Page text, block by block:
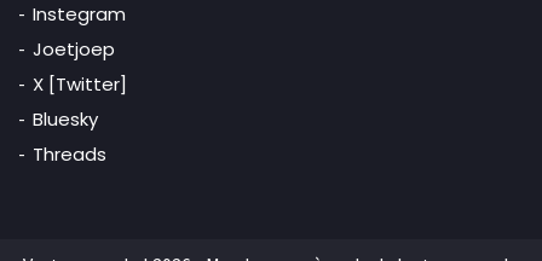
Instegram
Joetjoep
X [Twitter]
Bluesky
Threads